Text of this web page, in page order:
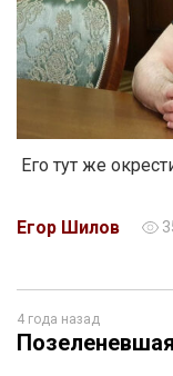
Его тут же
Егор Шилов
4 года назад